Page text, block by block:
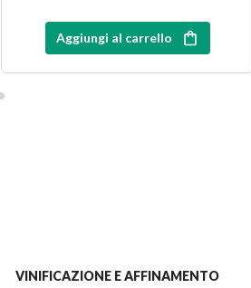
Aggiungi al carrello
VINIFICAZIONE E AFFINAMENTO